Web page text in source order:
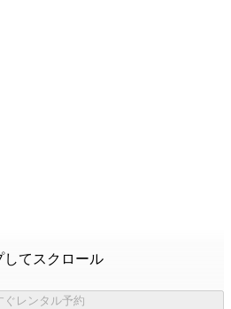
してスクロール
ぐレンタル予約